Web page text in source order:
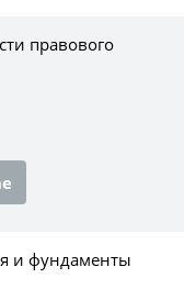
правового
и фундаменты